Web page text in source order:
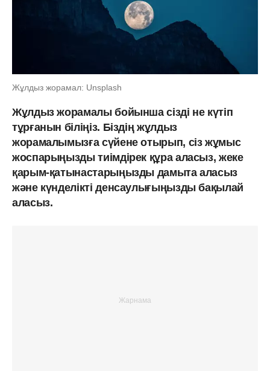
Жұлдыз жорамал: Unsplash
Жұлдыз жорамалы бойынша сізді не күтіп
тұрғанын біліңіз. Біздің жұлдыз
жорамалымызға сүйене отырып, сіз жұмыс
жоспарыңызды тиімдірек құра аласыз, жеке
қарым-қатынастарыңызды дамыта аласыз
және күнделікті денсаулығыңызды бақылай
аласыз.